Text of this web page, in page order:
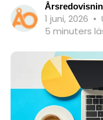
1 juni, 2026 •
5 minuters